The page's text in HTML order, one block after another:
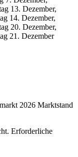
13. Dezember,
14. Dezember,
20. Dezember,
21. Dezember
2026 Marktstand
Erforderliche